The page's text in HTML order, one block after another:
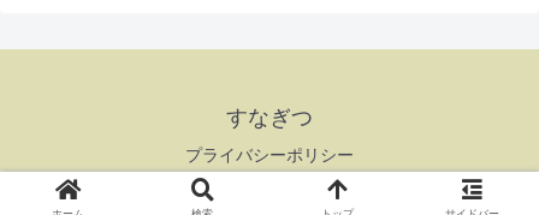
すなぎつ
プライバシーポリシー
Copyright © 2018-2026 すなぎつ All Rights Reserved.